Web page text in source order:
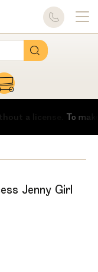
a license. To make
Jenny Girl